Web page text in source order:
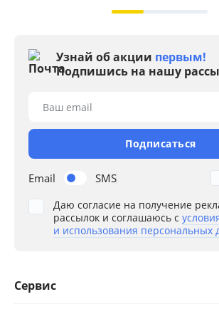
Узнай об акции первым!
Подпишись на нашу
Email SMS
Ваш email
Подписаться
Даю согласие на получение
рассылок и соглашаюсь с
и использования персональных
Сервис